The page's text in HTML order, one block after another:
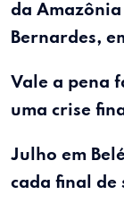
da
Bernardes,
Vale a pena
uma crise
Julho em
cada final de